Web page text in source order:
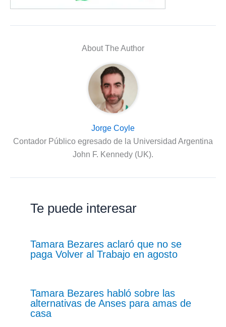
About The Author
Jorge Coyle
Contador Público egresado de la Universidad Argentina
John F. Kennedy (UK).
Te puede interesar
Tamara Bezares aclaró que no se
paga Volver al Trabajo en agosto
Tamara Bezares habló sobre las
alternativas de Anses para amas de
casa